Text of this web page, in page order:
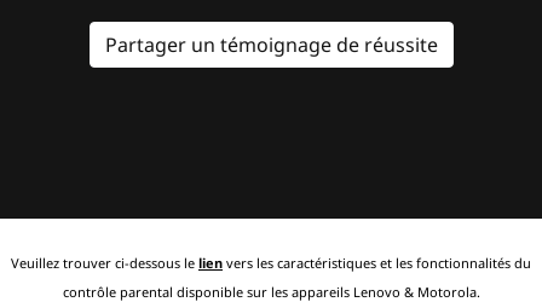
Partager un témoignage de réussite
Veuillez trouver ci-dessous le lien vers les caractéristiques et les fonctionnalités du
contrôle parental disponible sur les appareils Lenovo & Motorola.